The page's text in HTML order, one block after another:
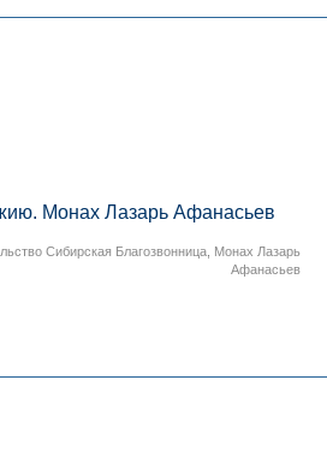
Монах Лазарь Афанасьев
Сибирская Благозвонница Монах Лазарь
Афанасьев